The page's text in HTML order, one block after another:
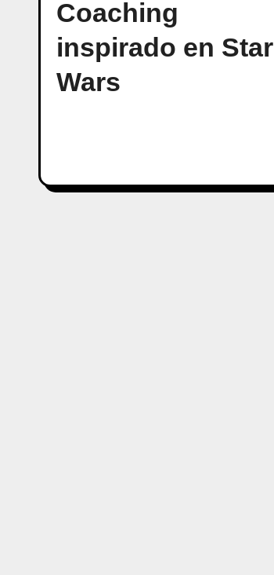
Coaching
inspirado en Star
Wars